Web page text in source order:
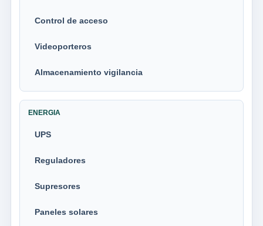
Control de acceso
Videoporteros
Almacenamiento vigilancia
ENERGIA
UPS
Reguladores
Supresores
Paneles solares